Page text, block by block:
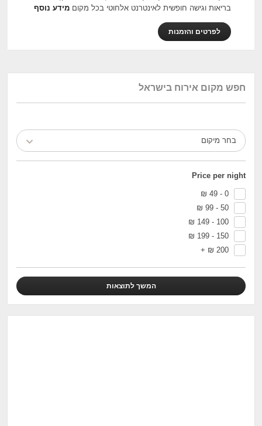
בריאות וגישה חופשית לאינטרנט אלחוטי בכל מקוםמידע נוסף
לפרטים והזמנות
חפש מקום אירוח בישראל
בחר מיקום
Price per night
0 - 49
₪
50 - 99
₪
100 - 149
₪
150 - 199
₪
200
₪
+